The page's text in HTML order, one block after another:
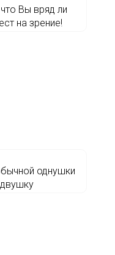
Вы вряд ли
на зрение!
однушки